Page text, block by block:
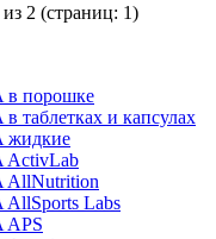
2 (страниц: 1)
в порошке
таблетках и капсулах
жидкие
ActivLab
AllNutrition
Labs
APS